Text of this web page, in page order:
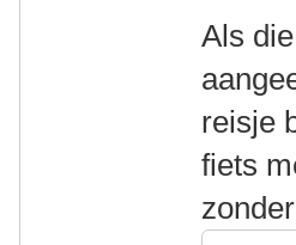
Als
reisje
fiets